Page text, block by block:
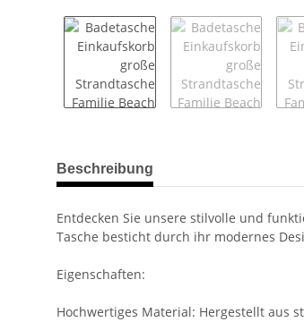
weitere Registerkarten anzeigen
Beschreibung
Entdecken Sie unsere stilvolle und
Tasche besticht durch ihr modernes
Eigenschaften:
Hochwertiges Material: Hergestellt aus